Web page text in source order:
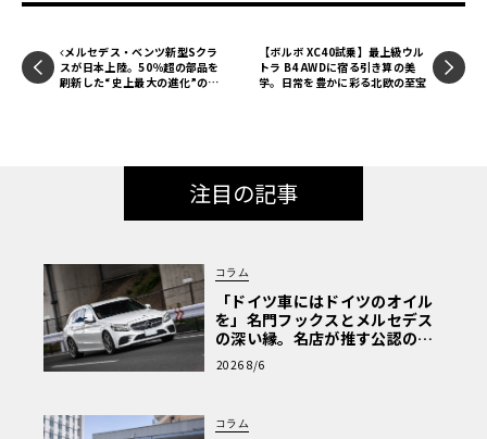
メルセデス・ベンツ新型Sクラ
スが日本上陸。50％超の部品を
刷新した“史上最大の進化”の全
【ボルボ XC40試乗】最上級ウル
トラ B4 AWDに宿る引き算の美
学。日常を豊かに彩る北欧の至宝
注目の記事
コラム
「ドイツ車にはドイツのオイル
を」名門フックスとメルセデス
の深い縁。名店が推す公認の安
心と、Cクラスで味わうシルキー
な走り〈PR〉
2026 8/6
コラム